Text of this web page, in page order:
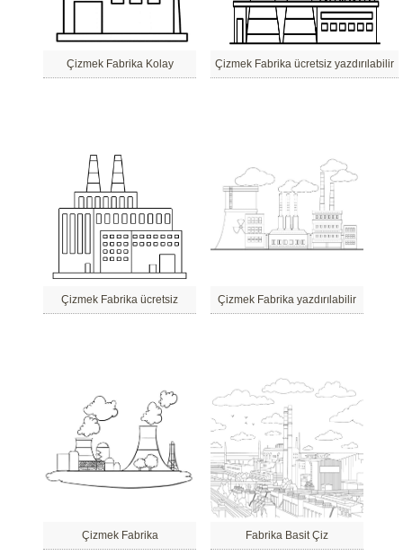
Çizmek Fabrika Kolay Çizmek Fabrika ücretsiz yazdırılabilir
Çizmek Fabrika ücretsiz Çizmek Fabrika yazdırılabilir
Çizmek Fabrika Fabrika Basit Çiz